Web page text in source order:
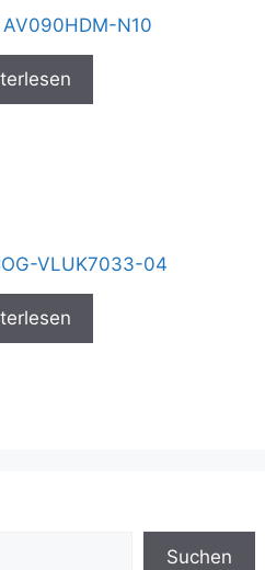
AV090HDM-N10
VLUK7033-04
Suchen